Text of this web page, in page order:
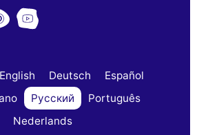
English Deutsch
Español
Русский
Português
Nederlands